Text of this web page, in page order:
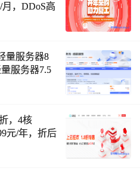
，DDoS高
量服务器8
服务器7.5
，4核
元/年，折后